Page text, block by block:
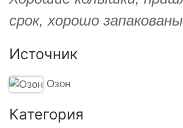
срок, хорошо
Источник
Озон
Категория